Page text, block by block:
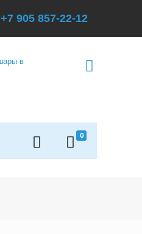
+7 905 857-22-12
0